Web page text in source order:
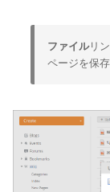
ファイルリ
ページを保